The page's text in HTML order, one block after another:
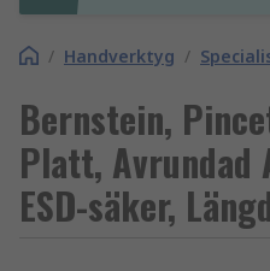
/ Handverktyg /
Bernstein,
Platt,
ESD-säker,